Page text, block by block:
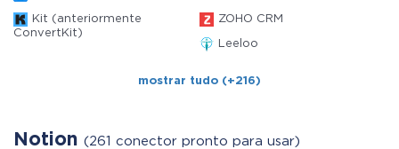
Kit (anteriormente
ConvertKit)
ZOHO CRM
Leeloo
mostrar tudo (+216)
Notion (261 conector pronto para usar)